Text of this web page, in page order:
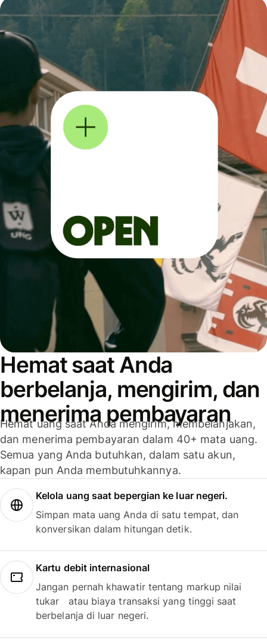
Hemat saat Anda
berbelanja, mengirim, dan
menerima pembayaran
Hemat uang saat Anda mengirim, membelanjakan,
dan menerima pembayaran dalam 40+ mata uang.
Semua yang Anda butuhkan, dalam satu akun,
kapan pun Anda membutuhkannya.
Kelola uang saat bepergian ke luar negeri.
Simpan mata uang Anda di satu tempat, dan
konversikan dalam hitungan detik.
Kartu debit internasional
Jangan pernah khawatir tentang markup nilai
tukar atau biaya transaksi yang tinggi saat
berbelanja di luar negeri.